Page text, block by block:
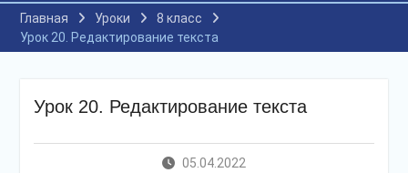
Главная Уроки
8 класс
Урок 20. Редактирование текста
Урок 20. Редактирование текста
05.04.2022